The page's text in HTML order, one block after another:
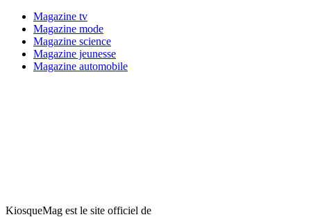
Magazine tv
Magazine mode
Magazine science
Magazine jeunesse
Magazine automobile
KiosqueMag est le site officiel de